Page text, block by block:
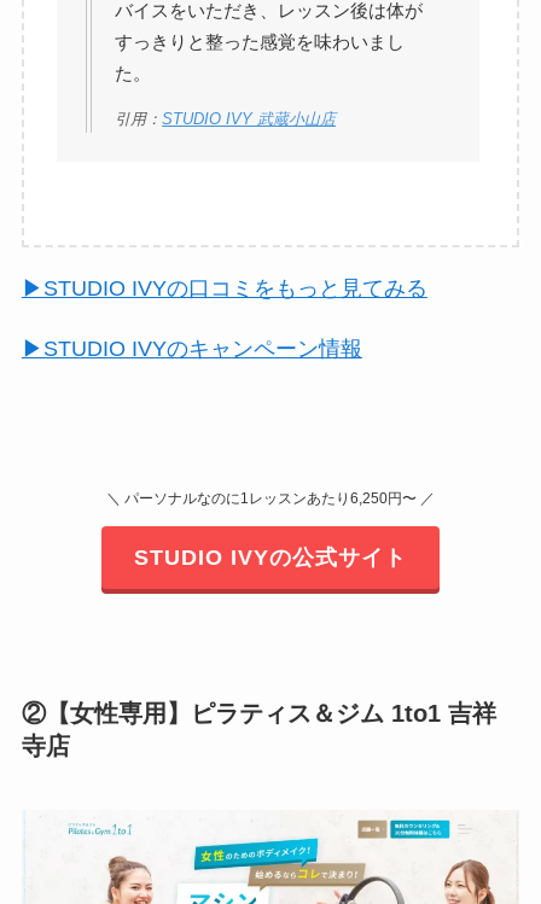
バイスをいただき、レッスン後は体が
すっきりと整った感覚を味わいまし
た。
引用：STUDIO IVY 武蔵小山店
▶︎STUDIO IVYの口コミをもっと見てみる
▶︎STUDIO IVYのキャンペーン情報
＼ パーソナルなのに1レッスンあたり6,250円〜 ／
STUDIO IVYの公式サイト
②【女性専用】ピラティス＆ジム 1to1 吉祥
寺店